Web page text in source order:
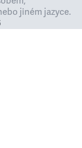
jiném jazyce.